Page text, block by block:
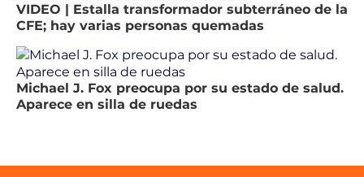
VIDEO | Estalla transformador subterráneo de la
CFE; hay varias personas quemadas
Michael J. Fox preocupa por su estado de salud.
Aparece en silla de ruedas